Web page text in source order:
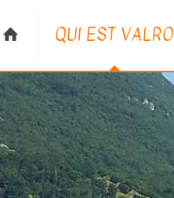
QUI EST VALRO